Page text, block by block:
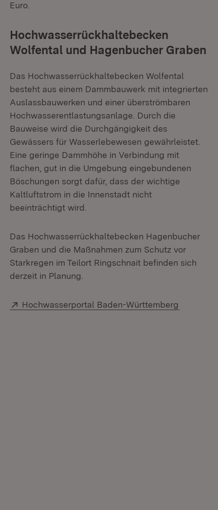
Euro.
Hochwasserrückhaltebecken
Wolfental und Hagenbucher Graben
Das Hochwasserrückhaltebecken Wolfental
besteht aus einem Dammbauwerk mit integrierten
Auslassbauwerken und einer überströmbaren
Hochwasserentlastungsanlage. Durch die
Bauweise wird die Durchgängigkeit des
Gewässers für Wasserlebewesen gewährleistet.
Eine geringe Dammhöhe in Verbindung mit
flachen, gut in die Umgebung eingebundenen
Böschungen sorgt dafür, dass der wichtige
Kaltluftstrom in die Innenstadt nicht
beeinträchtigt wird.
Das Hochwasserrückhaltebecken Hagenbucher
Graben und die Maßnahmen zum Schutz vor
Starkregen im Teilort Ringschnait befinden sich
derzeit in Planung.
Extern:
Hochwasserportal Baden-Württemberg